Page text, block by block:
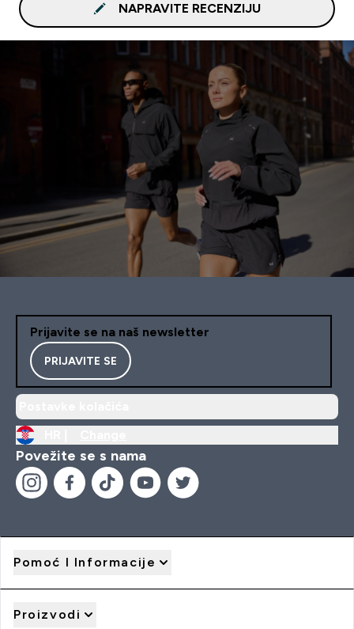
NAPRAVITE RECENZIJU
Prijavite se na naš newsletter
PRIJAVITE SE
Povežite se s nama
Pomoć I Informacije
Proizvodi